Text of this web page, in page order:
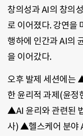
창의성과 AI의 창의
로 이어졌다. 강연을
행하에 인간과 AI의
을 이어갔다.
오후 발제 세션에는
한 윤리적 과제(윤정
▲AI 윤리와 관련된
사) ▲헬스케어 분야